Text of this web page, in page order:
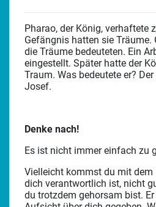
Pharao, der König, verhaftete
Gefängnis hatten sie
die Träume bedeuteten. Ein
eingestellt. Später hatte der
Traum. Was bedeutete er?
Josef.
Denke nach!
Es ist nicht immer einfach zu
Vielleicht kommst du mit dem
dich verantwortlich ist, nicht
du trotzdem gehorsam bist.